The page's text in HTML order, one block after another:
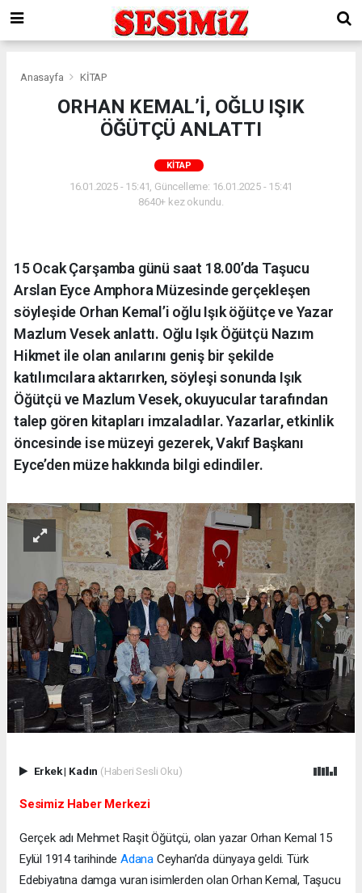
Anasayfa KİTAP
ORHAN KEMAL’İ, OĞLU IŞIK
ÖĞÜTÇÜ ANLATTI
KİTAP
16.01.2025 - 15:41, Güncelleme: 16.01.2025 - 15:41
8640+ kez okundu.
15 Ocak Çarşamba günü saat 18.00’da Taşucu
Arslan Eyce Amphora Müzesinde gerçekleşen
söyleşide Orhan Kemal’i oğlu Işık öğütçe ve Yazar
Mazlum Vesek anlattı. Oğlu Işık Öğütçü Nazım
Hikmet ile olan anılarını geniş bir şekilde
katılımcılara aktarırken, söyleşi sonunda Işık
Öğütçü ve Mazlum Vesek, okuyucular tarafından
talep gören kitapları imzaladılar. Yazarlar, etkinlik
öncesinde ise müzeyi gezerek, Vakıf Başkanı
Eyce’den müze hakkında bilgi edindiler.
Erkek| Kadın (Haberi Sesli Oku)
Sesimiz Haber Merkezi
Gerçek adı Mehmet Raşit Öğütçü, olan yazar Orhan Kemal 15
Eylül 1914 tarihinde Adana Ceyhan’da dünyaya geldi. Türk
Edebiyatına damga vuran isimlerden olan Orhan Kemal, Taşucu